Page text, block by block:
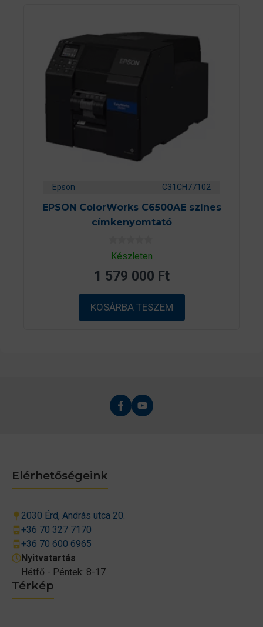
Epson C31CH77102
EPSON ColorWorks C6500AE színes
címkenyomtató
0
a
5
b
ő
l
Készleten
1 579 000 Ft
KOSÁRBA TESZEM
Térkép
Elérhetőségeink
2030 Érd, András utca 20.
+36 70 327 7170
+36 70 600 6965
Nyitvatartás
Hétfő - Péntek: 8-17